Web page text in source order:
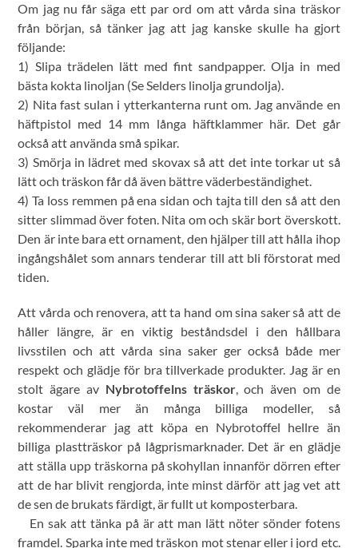
Om jag nu får säga ett par ord om att vårda sina träskor
från början, så tänker jag att jag kanske skulle ha gjort
följande:
1) Slipa trädelen lätt med fint sandpapper. Olja in med
bästa kokta linoljan (Se Selders linolja grundolja).
2) Nita fast sulan i ytterkanterna runt om. Jag använde en
häftpistol med 14 mm långa häftklammer här. Det går
också att använda små spikar.
3) Smörja in lädret med skovax så att det inte torkar ut så
lätt och träskon får då även bättre väderbeständighet.
4) Ta loss remmen på ena sidan och tajta till den så att den
sitter slimmad över foten. Nita om och skär bort överskott.
Den är inte bara ett ornament, den hjälper till att hålla ihop
ingångshålet som annars tenderar till att bli förstorat med
tiden.
Att vårda och renovera, att ta hand om sina saker så att de
håller längre, är en viktig beståndsdel i den hållbara
livsstilen och att vårda sina saker ger också både mer
respekt och glädje för bra tillverkade produkter. Jag är en
stolt ägare av Nybrotoffelns träskor, och även om de
kostar väl mer än många billiga modeller, så
rekommenderar jag att köpa en Nybrotoffel hellre än
billiga plastträskor på lågprismarknader. Det är en glädje
att ställa upp träskorna på skohyllan innanför dörren efter
att de har blivit rengjorda, inte minst därför att jag vet att
de sen de brukats färdigt, är fullt ut komposterbara.
En sak att tänka på är att man lätt nöter sönder fotens
framdel. Sparka inte med träskon mot stenar eller i jord etc.